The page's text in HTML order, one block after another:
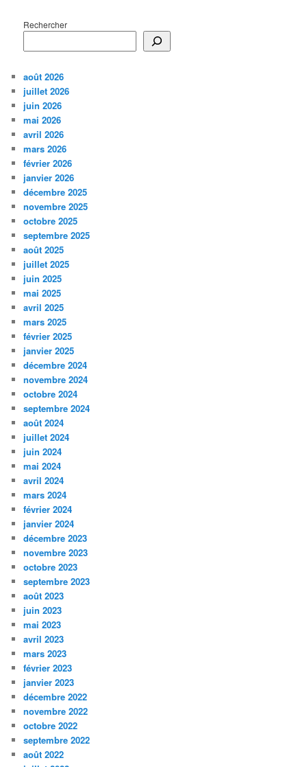
Rechercher
août 2026
juillet 2026
juin 2026
mai 2026
avril 2026
mars 2026
février 2026
janvier 2026
décembre 2025
novembre 2025
octobre 2025
septembre 2025
août 2025
juillet 2025
juin 2025
mai 2025
avril 2025
mars 2025
février 2025
janvier 2025
décembre 2024
novembre 2024
octobre 2024
septembre 2024
août 2024
juillet 2024
juin 2024
mai 2024
avril 2024
mars 2024
février 2024
janvier 2024
décembre 2023
novembre 2023
octobre 2023
septembre 2023
août 2023
juin 2023
mai 2023
avril 2023
mars 2023
février 2023
janvier 2023
décembre 2022
novembre 2022
octobre 2022
septembre 2022
août 2022